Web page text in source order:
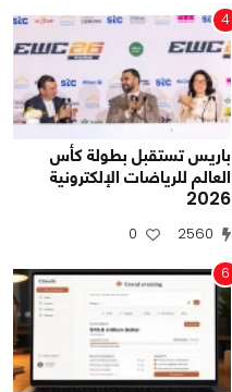
4
باريس تستقبل بطولة كأس
العالم للرياضات الإلكترونية
2026
2560
0
6